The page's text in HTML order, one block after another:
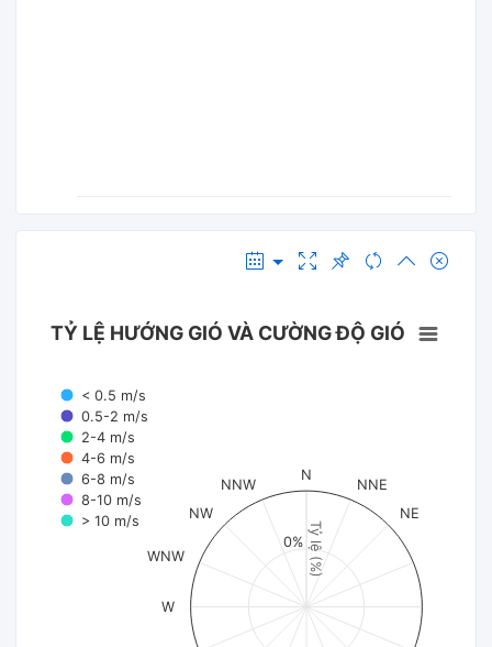
Tỷ lệ (%)
TỶ LỆ HƯỚNG GIÓ VÀ CƯỜNG ĐỘ GIÓ
< 0.5 m/s
0.5-2 m/s
2-4 m/s
4-6 m/s
6-8 m/s
8-10 m/s
> 10 m/s
N
NNE
NE
W
WNW
NW
NNW
0%